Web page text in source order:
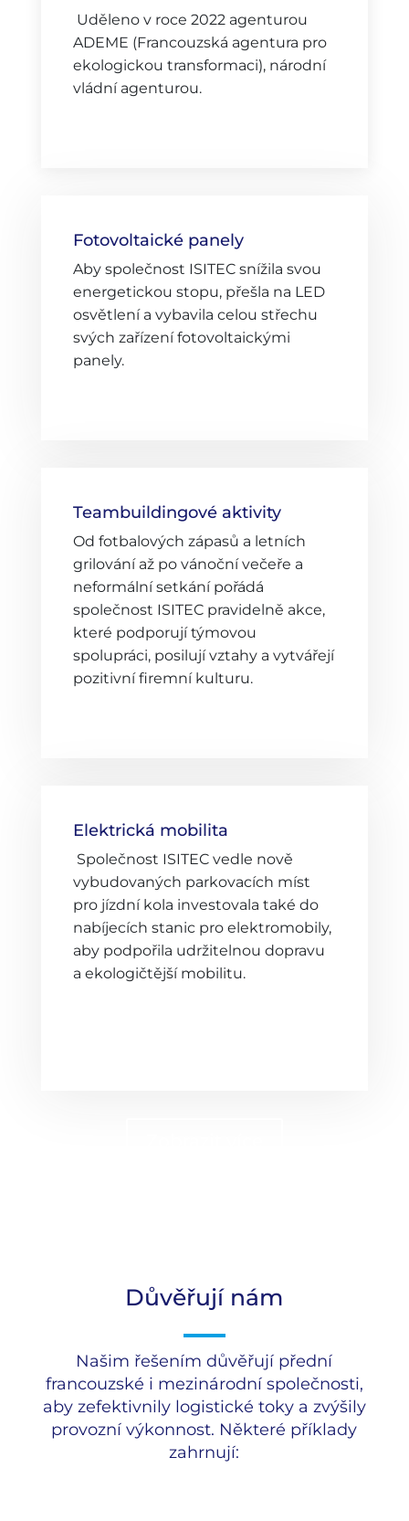
Uděleno v roce 2022 agenturou
ADEME (Francouzská agentura pro
ekologickou transformaci), národní
vládní agenturou.
Fotovoltaické panely
Aby společnost ISITEC snížila svou
energetickou stopu, přešla na LED
osvětlení a vybavila celou střechu
svých zařízení fotovoltaickými
panely.
Teambuildingové aktivity
Od fotbalových zápasů a letních
grilování až po vánoční večeře a
neformální setkání pořádá
společnost ISITEC pravidelně akce,
které podporují týmovou
spolupráci, posilují vztahy a vytvářejí
pozitivní firemní kulturu.
Elektrická mobilita
Společnost ISITEC vedle nově
vybudovaných parkovacích míst
pro jízdní kola investovala také do
nabíjecích stanic pro elektromobily,
aby podpořila udržitelnou dopravu
a ekologičtější mobilitu.
Důvěřují nám
Našim řešením důvěřují přední
francouzské i mezinárodní společnosti,
aby zefektivnily logistické toky a zvýšily
provozní výkonnost. Některé příklady
zahrnují: